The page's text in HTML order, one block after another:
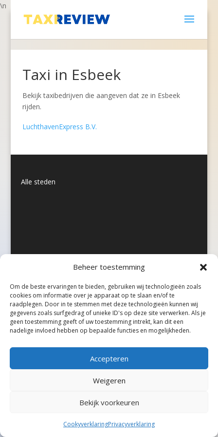
Beheer toestemming
Om de beste ervaringen te bieden, gebruiken wij technologieën zoals
cookies om informatie over je apparaat op te slaan en/of te
raadplegen. Door in te stemmen met deze technologieën kunnen wij
gegevens zoals surfgedrag of unieke ID's op deze site verwerken. Als je
geen toestemming geeft of uw toestemming intrekt, kan dit een
nadelige invloed hebben op bepaalde functies en mogelijkheden.
Accepteren
Weigeren
Bekijk voorkeuren
CookyverklaringPrivacyverklaring
\n
Taxi in Esbeek
Bekijk taxibedrijven die aangeven dat ze in Esbeek
rijden.
LuchthavenExpress B.V.
Alle steden
©Taxireview, alle rechten voorbehouden.